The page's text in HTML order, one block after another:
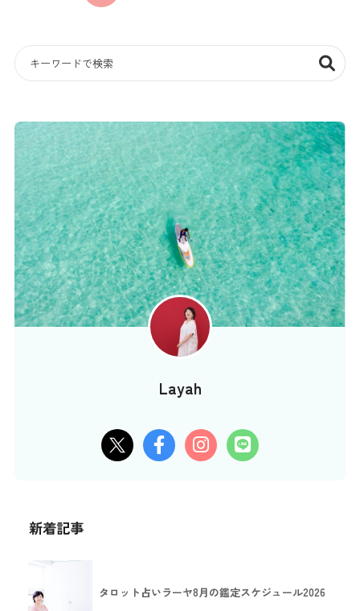
Layah
新着記事
タロット占いラーヤ8月の鑑定スケジュール2026